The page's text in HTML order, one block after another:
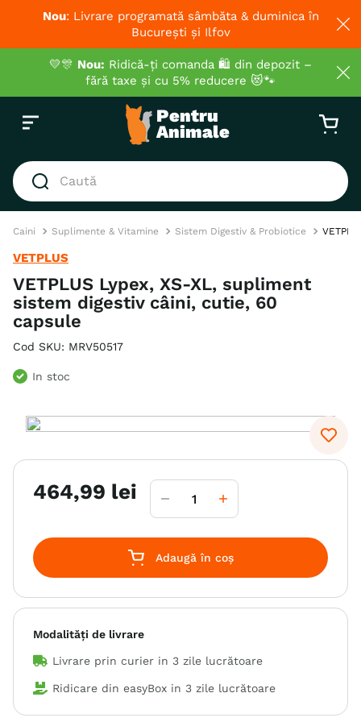
Nou: Livrare programată sâmbăta & duminica în
București și Ilfov
💛🎊 Nou: Ridică-ți comanda 🛍️ din depozit –
fără taxe și cu 5% reducere 😻🐾
Caută
3. hrana uscata pisici
4. recompense
hypoallergenic
6.
hrana uscata câini
7. brit
10. hills
Caini Suplimente & Vitamine Sistem Digestiv & Probiotice
VETPLUS
VETPLUS Lypex, XS-XL, supliment
sistem digestiv câini, cutie, 60
capsule
Cod SKU: MRV50517
In stoc
464,99 lei
Adaugă în coș
Modalități de livrare
Livrare prin curier in 3 zile lucrătoare
Ridicare din easyBox in 3 zile lucrătoare